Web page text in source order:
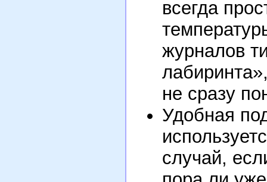
всегда
журналов
не сразу
Удобная
случай,